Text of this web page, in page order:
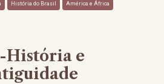
História do Brasil América e África
História e